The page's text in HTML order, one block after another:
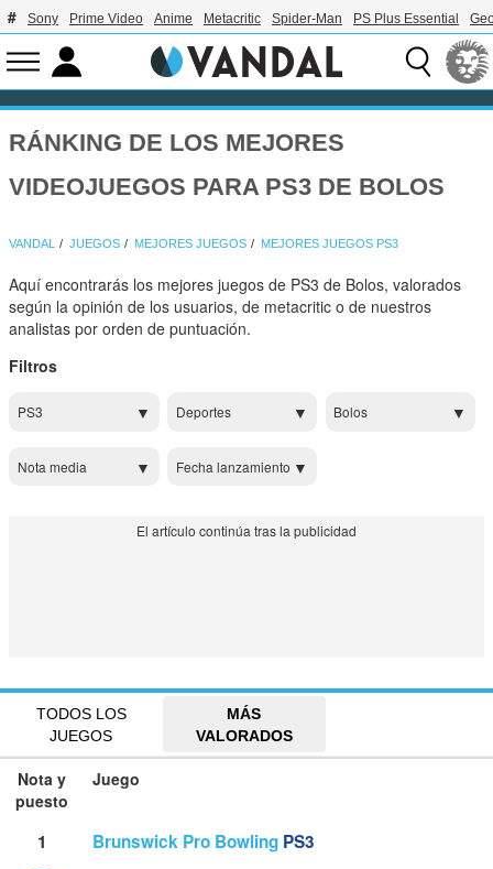
Sony Prime Video Anime Metacritic Spider-Man PS Plus Essential
RÁNKING DE LOS MEJORES
VIDEOJUEGOS PARA PS3 DE BOLOS
VANDAL JUEGOS MEJORES JUEGOS MEJORES JUEGOS PS3
Aquí encontrarás los mejores juegos de PS3 de Bolos, valorados
según la opinión de los usuarios, de metacritic o de nuestros
analistas por orden de puntuación.
Filtros
PS3 Deportes Bolos
Nota media Fecha lanzamiento
TODOS LOS
JUEGOS
MÁS
VALORADOS
Nota y
puesto
Juego
1 Brunswick Pro Bowling PS3